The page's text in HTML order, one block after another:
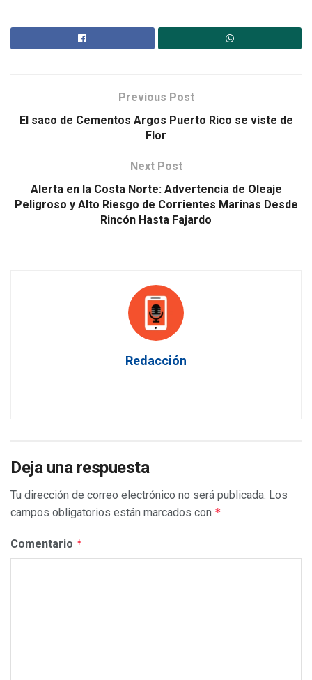
Previous Post
El saco de Cementos Argos Puerto Rico se viste de
Flor
Next Post
Alerta en la Costa Norte: Advertencia de Oleaje
Peligroso y Alto Riesgo de Corrientes Marinas Desde
Rincón Hasta Fajardo
Redacción
Deja una respuesta
Tu dirección de correo electrónico no será publicada. Los
campos obligatorios están marcados con *
Comentario *